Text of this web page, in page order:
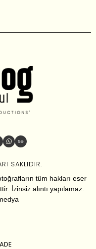
SAKLIDIR.
tüm hakları eser
İzinsiz alıntı yapılamaz.